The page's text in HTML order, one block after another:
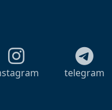
telegram